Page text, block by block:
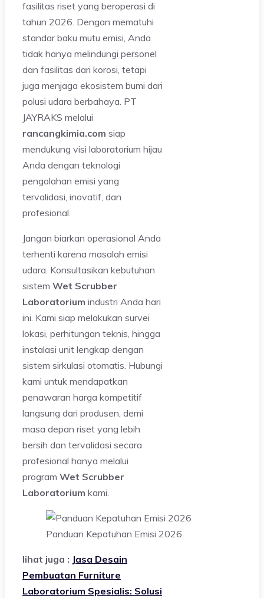
fasilitas riset yang beroperasi di
tahun 2026. Dengan mematuhi
standar baku mutu emisi, Anda
tidak hanya melindungi personel
dan fasilitas dari korosi, tetapi
juga menjaga ekosistem bumi dari
polusi udara berbahaya. PT
JAYRAKS melalui
rancangkimia.com siap
mendukung visi laboratorium hijau
Anda dengan teknologi
pengolahan emisi yang
tervalidasi, inovatif, dan
profesional.
Jangan biarkan operasional Anda
terhenti karena masalah emisi
udara. Konsultasikan kebutuhan
sistem Wet Scrubber
Laboratorium industri Anda hari
ini. Kami siap melakukan survei
lokasi, perhitungan teknis, hingga
instalasi unit lengkap dengan
sistem sirkulasi otomatis. Hubungi
kami untuk mendapatkan
penawaran harga kompetitif
langsung dari produsen, demi
masa depan riset yang lebih
bersih dan tervalidasi secara
profesional hanya melalui
program Wet Scrubber
Laboratorium kami.
Panduan Kepatuhan Emisi 2026
lihat juga : Jasa Desain
Pembuatan Furniture
Laboratorium Spesialis: Solusi